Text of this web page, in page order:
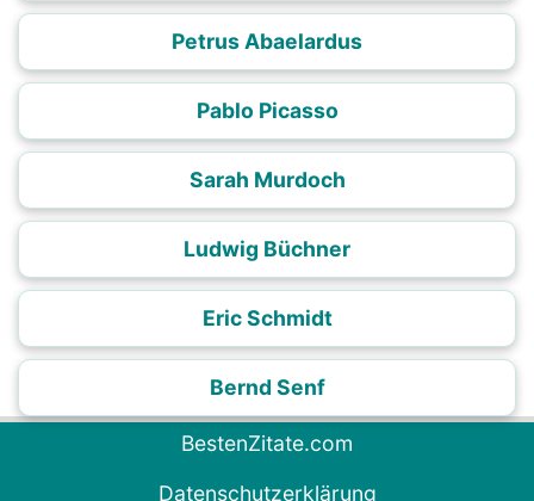
Petrus Abaelardus
Pablo Picasso
Sarah Murdoch
Ludwig Büchner
Eric Schmidt
Bernd Senf
BestenZitate.com
Datenschutzerklärung